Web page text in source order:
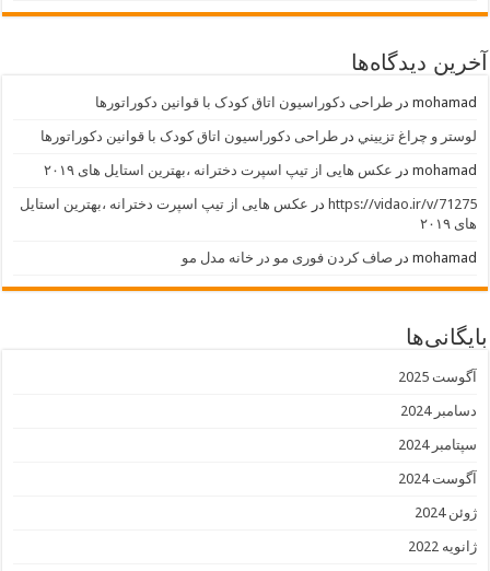
آخرین دیدگاه‌ها
mohamad درطراحی دکوراسیون اتاق کودک با قوانین دکوراتورها
لوستر و چراغ تزييني درطراحی دکوراسیون اتاق کودک با قوانین دکوراتورها
mohamad در عکس هایی از تیپ اسپرت دخترانه ،بهترین استایل های ۲۰۱۹
https://vidao.ir/v/71275 در عکس هایی از تیپ اسپرت دخترانه ،بهترین استایل
های ۲۰۱۹
mohamad در صاف کردن فوری مو در خانه مدل مو
بایگانی‌ها
آگوست 2025
دسامبر 2024
سپتامبر 2024
آگوست 2024
ژوئن 2024
ژانویه 2022